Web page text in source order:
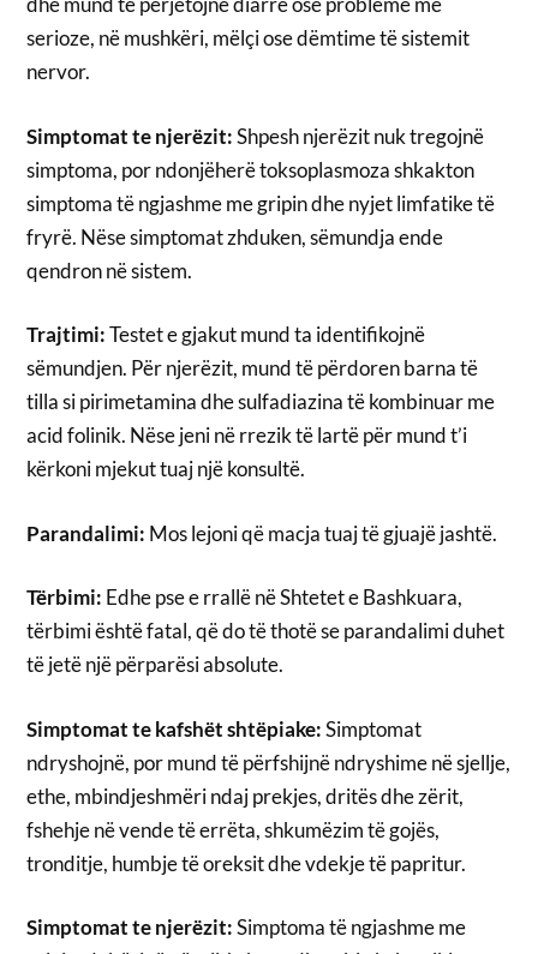
serioze, në mushkëri, mëlçi ose dëmtime të sistemit
nervor.
Simptomat te njerëzit:Shpesh njerëzit nuk tregojnë
simptoma, por ndonjëherë toksoplasmoza shkakton
simptoma të ngjashme me gripin dhe nyjet limfatike të
fryrë. Nëse simptomat zhduken, sëmundja ende
qendron në sistem.
Trajtimi:Testet e gjakut mund ta identifikojnë
sëmundjen. Për njerëzit, mund të përdoren barna të
tilla si pirimetamina dhe sulfadiazina të kombinuar me
acid folinik. Nëse jeni në rrezik të lartë për mund t’i
kërkoni mjekut tuaj një konsultë.
Parandalimi: Mos lejoni që macja tuaj të gjuajë jashtë.
Tërbimi: Edhe pse e rrallë në Shtetet e Bashkuara,
tërbimi është fatal, që do të thotë se parandalimi duhet
të jetë një përparësi absolute.
Simptomat te kafshët shtëpiake:Simptomat
ndryshojnë, por mund të përfshijnë ndryshime në sjellje,
ethe, mbindjeshmëri ndaj prekjes, dritës dhe zërit,
fshehje në vende të errëta, shkumëzim të gojës,
tronditje, humbje të oreksit dhe vdekje të papritur.
Simptomat te njerëzit:Simptoma të ngjashme me